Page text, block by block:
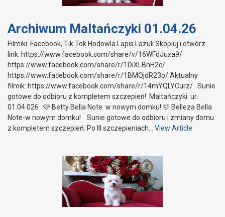
Archiwum Maltańczyki 01.04.26
Filmiki: Facebook, Tik Tok Hodowla Lapis Lazuli Skopiuj i otwórz
link: https://www.facebook.com/share/v/16WFdJuxa9/
https://www.facebook.com/share/r/1DiXLBnH2c/
https://www.facebook.com/share/r/1BMQjdR23o/ Aktualny
filmik: https://www.facebook.com/share/r/14mYQLYCurz/ Sunie
gotowe do odbioru z kompletem szczepień! Maltańczyki ur.
01.04.026 🩷 Betty Bella Note w nowym domku! 🩷 Belleza Bella
Note-w nowym domku! Sunie gotowe do odbioru i zmiany domu
z kompletem szczepień: Po III szczepieniach… View Article